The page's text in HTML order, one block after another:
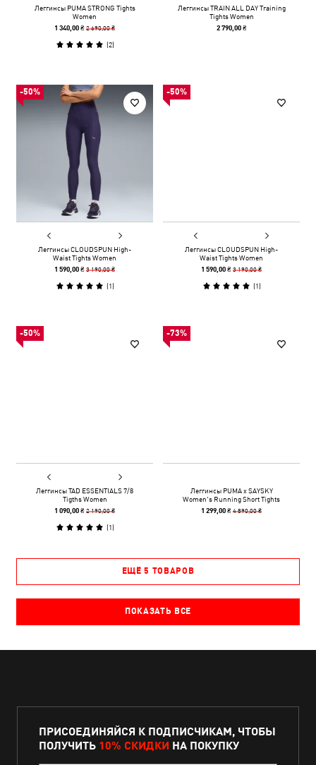
Леггинсы PUMA STRONG Tights
Women
1 340,00 ₴2 690,00 ₴
(2)
Леггинсы TRAIN ALL DAY Training
Tights Women
2 790,00 ₴
-50%
Леггинсы CLOUDSPUN High-
Waist Tights Women
1 590,00 ₴3 190,00 ₴
(1)
-50%
Леггинсы CLOUDSPUN High-
Waist Tights Women
1 590,00 ₴3 190,00 ₴
(1)
-50%
Леггинсы TAD ESSENTIALS 7/8
Tigths Women
1 090,00 ₴2 190,00 ₴
(1)
-73%
Леггинсы PUMA x SAYSKY
Women's Running Short Tights
1 299,00 ₴4 890,00 ₴
ЕЩЁ 5 ТОВАРОВ
ПОКАЗАТЬ ВСЕ
ПРИСОЕДИНЯЙСЯ К ПОДПИСЧИКАМ, ЧТОБЫ
ПОЛУЧИТЬ 10% СКИДКИ НА ПОКУПКУ